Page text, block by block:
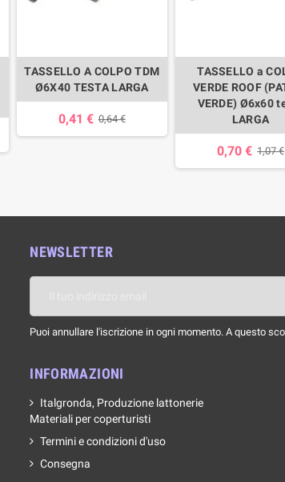
TASSELLO A COLPO TDM
Ø6X40 TESTA LARGA
0,41 € 0,64 €
TASSELLO a
VERDE ROOF
VERDE) Ø6x60
LARGA
0,70 € 1,07 €
NEWSLETTER
Puoi annullare l'iscrizione in ogni momento. A questo
INFORMAZIONI
Italgronda, Produzione lattonerie
Materiali per coperturisti
Termini e condizioni d'uso
Consegna